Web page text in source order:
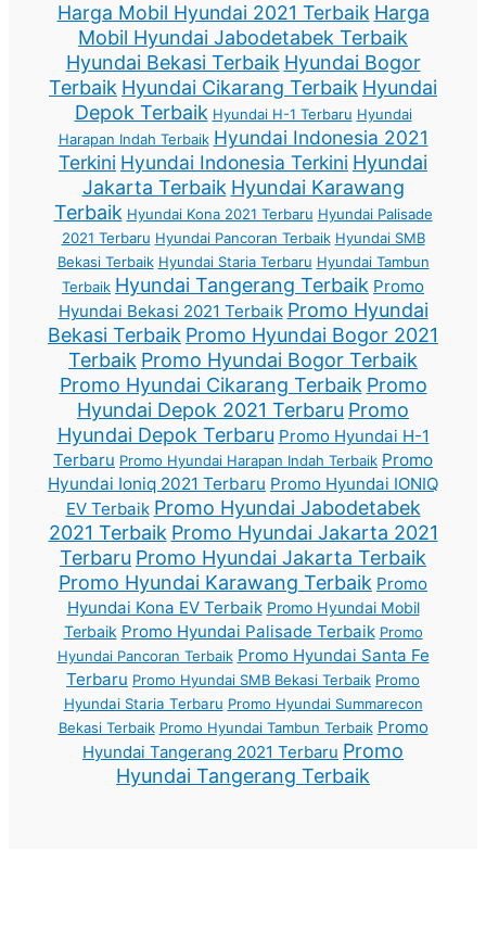
Harga Mobil Hyundai 2021 Terbaik Harga
Mobil Hyundai Jabodetabek Terbaik
Hyundai Bekasi Terbaik Hyundai Bogor
Terbaik Hyundai Cikarang Terbaik Hyundai
Depok Terbaik Hyundai H-1 Terbaru Hyundai
Harapan Indah Terbaik Hyundai Indonesia 2021
Terkini Hyundai Indonesia Terkini Hyundai
Jakarta Terbaik Hyundai Karawang
Terbaik Hyundai Kona 2021 Terbaru Hyundai Palisade
2021 Terbaru Hyundai Pancoran Terbaik Hyundai SMB
Bekasi Terbaik Hyundai Staria Terbaru Hyundai Tambun
Terbaik Hyundai Tangerang Terbaik Promo
Hyundai Bekasi 2021 Terbaik Promo Hyundai
Bekasi Terbaik Promo Hyundai Bogor 2021
Terbaik Promo Hyundai Bogor Terbaik
Promo Hyundai Cikarang Terbaik Promo
Hyundai Depok 2021 Terbaru Promo
Hyundai Depok Terbaru Promo Hyundai H-1
Terbaru Promo Hyundai Harapan Indah Terbaik Promo
Hyundai Ioniq 2021 Terbaru Promo Hyundai IONIQ
EV Terbaik Promo Hyundai Jabodetabek
2021 Terbaik Promo Hyundai Jakarta 2021
Terbaru Promo Hyundai Jakarta Terbaik
Promo Hyundai Karawang Terbaik Promo
Hyundai Kona EV Terbaik Promo Hyundai Mobil
Terbaik Promo Hyundai Palisade Terbaik Promo
Hyundai Pancoran Terbaik Promo Hyundai Santa Fe
Terbaru Promo Hyundai SMB Bekasi Terbaik Promo
Hyundai Staria Terbaru Promo Hyundai Summarecon
Bekasi Terbaik Promo Hyundai Tambun Terbaik Promo
Hyundai Tangerang 2021 Terbaru Promo
Hyundai Tangerang Terbaik